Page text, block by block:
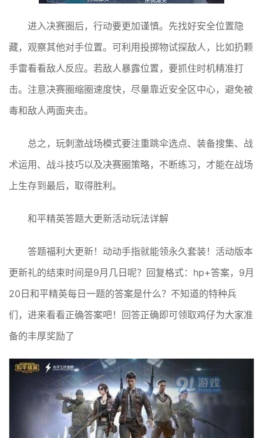
进入决赛圈后，行动要更加谨慎。先找好安全位置隐
藏，观察其他对手位置。可利用投掷物试探敌人，比如扔颗
手雷看看敌人反应。若敌人暴露位置，要抓住时机精准打
击。注意决赛圈缩圈速度快，尽量靠近安全区中心，避免被
毒和敌人两面夹击。
总之，玩刺激战场模式要注重跳伞选点、装备搜集、战
术运用、战斗技巧以及决赛圈策略，不断练习，才能在战场
上生存到最后，取得胜利。
和平精英答题大更新活动玩法详解
答题福利大更新！动动手指就能领永久套装！活动版本
更新礼的结束时间是9月几日呢？回复格式：hp+答案，9月
20日和平精英每日一题的答案是什么？不知道的特种兵
们，进来看看正确答案吧！回答正确即可领取鸡仔为大家准
备的丰厚奖励了